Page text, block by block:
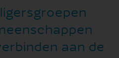
aan de